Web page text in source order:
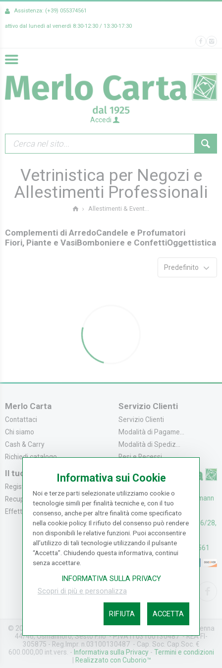
Assistenza: (+39) 055374561
attivo dal lunedì al venerdì 8:30-12:30 / 13:30-17:30
Accedi
Vetrinistica per Negozi e
Allestimenti Professionali
Allestimenti & Event...
Complementi di ArredoCandele e Profumatori
Fiori, Piante e VasiBomboniere e ConfettiOggettistica
Predefinito
Merlo Carta
Contattaci
Chi siamo
Cash & Carry
Richiedi catalogo
Servizio Clienti
Servizio Clienti
Modalità di Pagame...
Modalità di Spediz...
Resi e Recessi
Il tuo Account
Registrati
Recupera la Passwo...
Effettua un Reso
UFFICI: V. Senna 44/46, Osmann
oro Sesto F.no (FI)
CASH & CARRY: V. Senna 26/28,
Osmannoro Sesto F.no (FI)
Assistenza: (+39) 055374561
© 2026 Nuova Merlo Carta S.p.A. - Tutti i diritti riservati - Via Senna
44/46, Osmannoro, Sesto F.no - P.IVA IT03100130487 - REA FI-
305875 - Reg.Impr. n.03100130487 - Cap. Soc. Cap.Soc. €
600.000,00 int.vers. - Informativa sulla Privacy- Termini e condizioni
Realizzato con Cuborio™
Informativa sui Cookie
Noi e terze parti selezionate utilizziamo cookie o
tecnologie simili per finalità tecniche e, con il tuo
consenso, anche per altre finalità come specificato
nella cookie policy. Il rifiuto del consenso può rendere
non disponibili le relative funzioni. Puoi acconsentire
all’utilizzo di tali tecnologie utilizzando il pulsante
“Accetta”. Chiudendo questa informativa, continui
senza accettare.
INFORMATIVA SULLA PRIVACY
Scopri di più e personalizza
RIFIUTA ACCETTA